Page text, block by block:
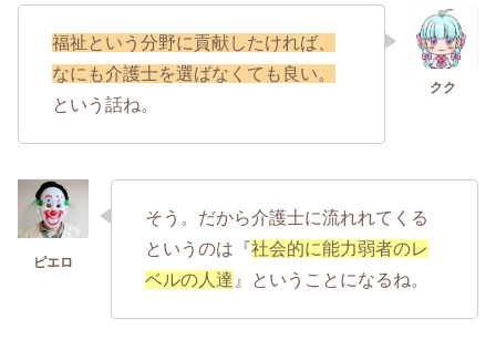
福祉という分野に貢献したければ、
なにも介護士を選ばなくても良い。
という話ね。
そう。だから介護士に流れれてくる
というのは『社会的に能力弱者のレ
ベルの人達 』ということになるね。